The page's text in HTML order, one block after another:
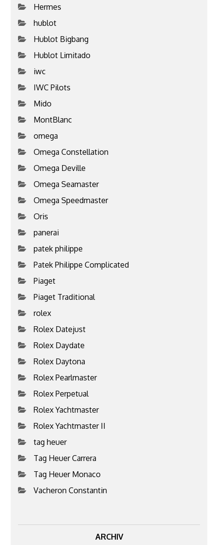
Hermes
hublot
Hublot Bigbang
Hublot Limitado
iwc
IWC Pilots
Mido
MontBlanc
omega
Omega Constellation
Omega Deville
Omega Seamaster
Omega Speedmaster
Oris
panerai
patek philippe
Patek Philippe Complicated
Piaget
Piaget Traditional
rolex
Rolex Datejust
Rolex Daydate
Rolex Daytona
Rolex Pearlmaster
Rolex Perpetual
Rolex Yachtmaster
Rolex Yachtmaster II
tag heuer
Tag Heuer Carrera
Tag Heuer Monaco
Vacheron Constantin
ARCHIV